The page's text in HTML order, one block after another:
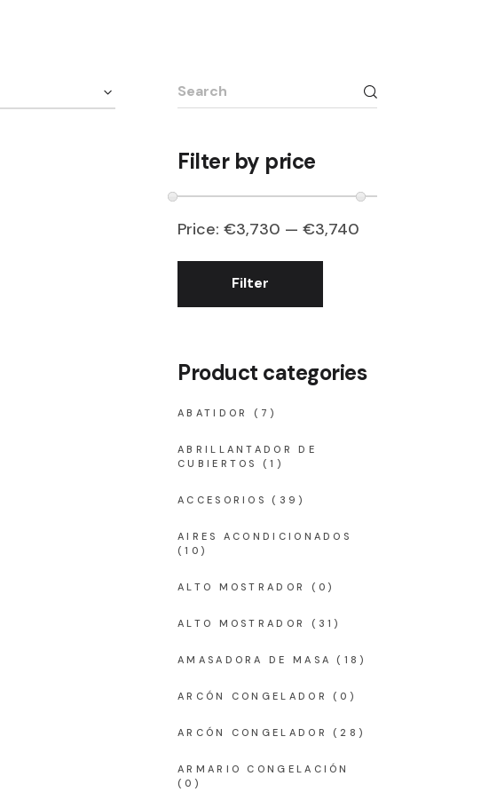
Search
for:
Filter by price
Min
Max
Filter
Price: €3,730 — €3,740
Product categories
ABATIDOR (7)
ABRILLANTADOR DE
CUBIERTOS
(1)
ACCESORIOS (39)
AIRES ACONDICIONADOS
(10)
ALTO MOSTRADOR (0)
ALTO MOSTRADOR (31)
AMASADORA DE MASA (18)
ARCÓN CONGELADOR (0)
ARCÓN CONGELADOR (28)
ARMARIO CONGELACIÓN
(0)